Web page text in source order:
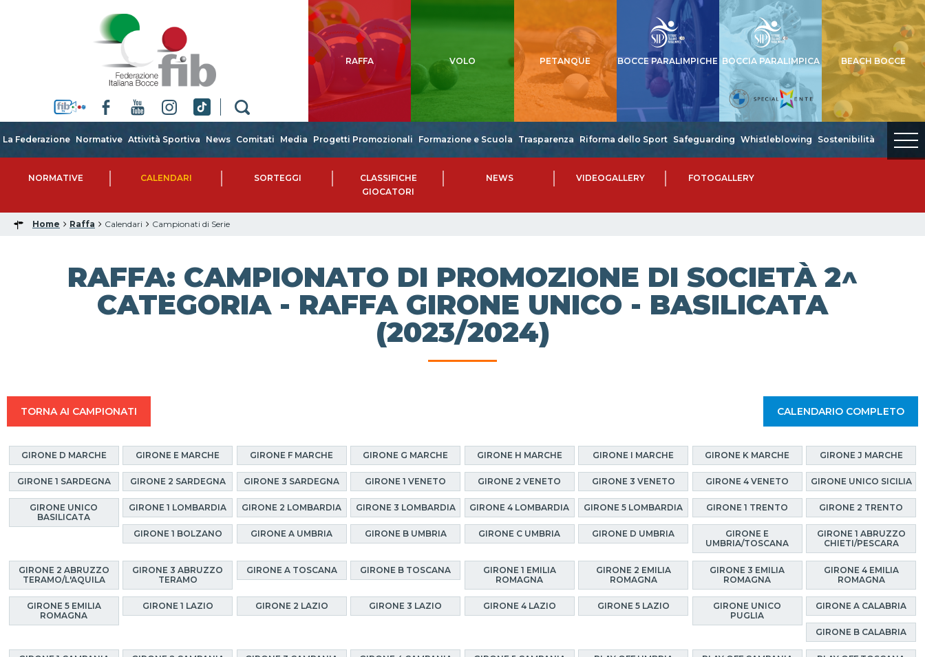
RAFFA VOLO PETANQUE BOCCE PARALIMPICHE BOCCIA PARALIMPICA BEACH BOCCE
La Federazione Normative Attività Sportiva News Comitati Media Progetti Promozionali Formazione e Scuola Trasparenza Riforma dello Sport Safeguarding Whistleblowing Sostenibilità
NORMATIVE CALENDARI SORTEGGI
CLASSIFICHE
GIOCATORI
NEWS VIDEOGALLERY FOTOGALLERY
Home Raffa Calendari Campionati di Serie
RAFFA: CAMPIONATO DI PROMOZIONE DI SOCIETÀ 2^
CATEGORIA - RAFFA GIRONE UNICO - BASILICATA
(2023/2024)
TORNA AI CAMPIONATI CALENDARIO COMPLETO
GIRONE D MARCHE GIRONE E MARCHE GIRONE F MARCHE GIRONE G MARCHE GIRONE H MARCHE GIRONE I MARCHE GIRONE K MARCHE GIRONE J MARCHE
GIRONE 1 SARDEGNA GIRONE 2 SARDEGNA GIRONE 3 SARDEGNA GIRONE 1 VENETO GIRONE 2 VENETO GIRONE 3 VENETO GIRONE 4 VENETO GIRONE UNICO SICILIA
GIRONE UNICO
BASILICATA
GIRONE 1 LOMBARDIA GIRONE 2 LOMBARDIA GIRONE 3 LOMBARDIA GIRONE 4 LOMBARDIA GIRONE 5 LOMBARDIA GIRONE 1 TRENTO GIRONE 2 TRENTO
GIRONE 1 BOLZANO GIRONE A UMBRIA GIRONE B UMBRIA GIRONE C UMBRIA GIRONE D UMBRIA
GIRONE E
UMBRIA/TOSCANA
GIRONE 1 ABRUZZO
CHIETI/PESCARA
GIRONE 2 ABRUZZO
TERAMO/L'AQUILA
GIRONE 3 ABRUZZO
TERAMO
GIRONE A TOSCANA GIRONE B TOSCANA
GIRONE 1 EMILIA
ROMAGNA
GIRONE 2 EMILIA
ROMAGNA
GIRONE 3 EMILIA
ROMAGNA
GIRONE 4 EMILIA
ROMAGNA
GIRONE 5 EMILIA
ROMAGNA
GIRONE 1 LAZIO GIRONE 2 LAZIO GIRONE 3 LAZIO GIRONE 4 LAZIO GIRONE 5 LAZIO
GIRONE UNICO
PUGLIA
GIRONE A CALABRIA
GIRONE B CALABRIA